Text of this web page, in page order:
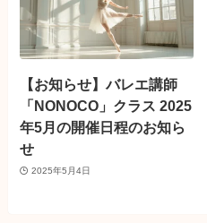
【お知らせ】バレエ講師
「NONOCO」クラス 2025
年5月の開催日程のお知ら
せ
2025年5月4日